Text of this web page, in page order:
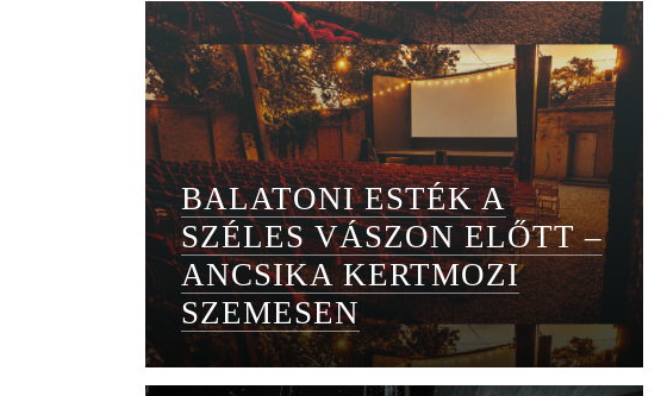
BALATONI ESTÉK A
SZÉLES VÁSZON ELŐTT –
ANCSIKA KERTMOZI
SZEMESEN